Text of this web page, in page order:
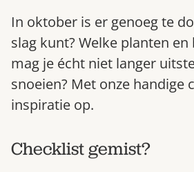
In oktober is er genoeg te
slag kunt? Welke planten
mag je écht niet langer
snoeien? Met onze handige
inspiratie op.
Checklist gemist?